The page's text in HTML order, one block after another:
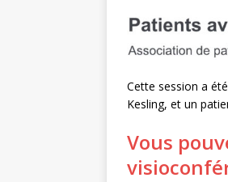
Cette session a
Kesling, et un
Vous